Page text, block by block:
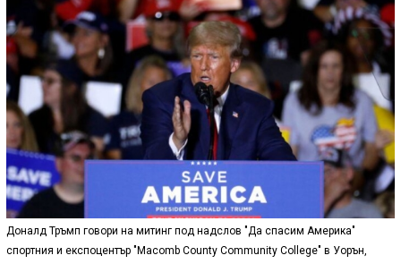
Доналд Тръмп говори на митинг под надслов "Да спасим Америка"
спортния и експоцентър "Macomb County Community College" в Уорън,